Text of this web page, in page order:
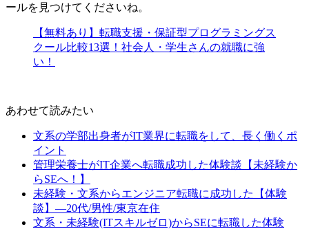
ールを見つけてくださいね。
【無料あり】転職支援・保証型プログラミングス
クール比較13選！社会人・学生さんの就職に強
い！
あわせて読みたい
文系の学部出身者がIT業界に転職をして、長く働くポ
イント
管理栄養士がIT企業へ転職成功した体験談【未経験か
らSEへ！】
未経験・文系からエンジニア転職に成功した【体験
談】―20代/男性/東京在住
文系・未経験(ITスキルゼロ)からSEに転職した体験